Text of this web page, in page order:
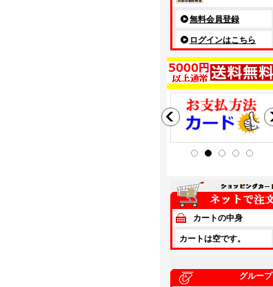
無料会員登録
ログインはこちら
カートの中身
カートは空です。
グループ